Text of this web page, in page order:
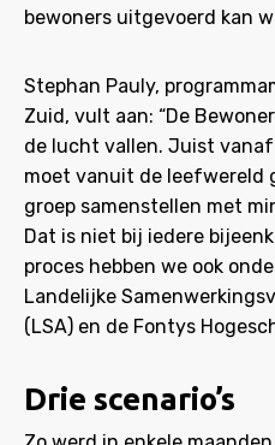
bewoners uitgevoerd kan
Stephan Pauly,
Zuid, vult aan: “De
de lucht vallen. Juist
moet vanuit de leefwereld
groep samenstellen met
Dat is niet bij iedere
proces hebben we ook
Landelijke
(LSA) en de Fontys
Drie scenario’s